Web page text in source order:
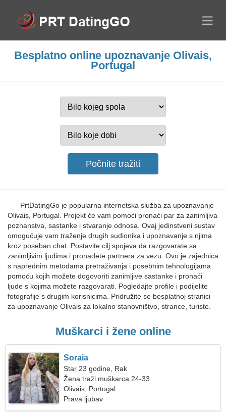
Besplatno online upoznavanje Olivais,
Portugal
PrtDatingGo je popularna internetska služba za upoznavanje
Olivais, Portugal. Projekt će vam pomoći pronaći par za zanimljiva
poznanstva, sastanke i stvaranje odnosa. Ovaj jedinstveni sustav
omogućuje vam traženje drugih sudionika i upoznavanje s njima
kroz poseban chat. Postavite cilj spojeva da razgovarate sa
zanimljivim ljudima i pronađete partnera za vezu. Ovo je zajednica
s naprednim metodama pretraživanja i posebnim tehnologijama
pomoću kojih možete dogovoriti zanimljive sastanke i pronaći
ljude s kojima možete razgovarati. Pogledajte profile i podijelite
fotografije s drugim korisnicima. Pridružite se besplatnoj stranici
za upoznavanje Olivais za lokalno stanovništvo, strance, turiste.
Muškarci i žene online
Soraia
Star 23 godine, Rak
Žena traži muškarca 24-33
Olivais, Portugal
Prava ljubav